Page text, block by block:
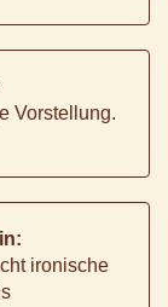
Vorstellung.
ironische